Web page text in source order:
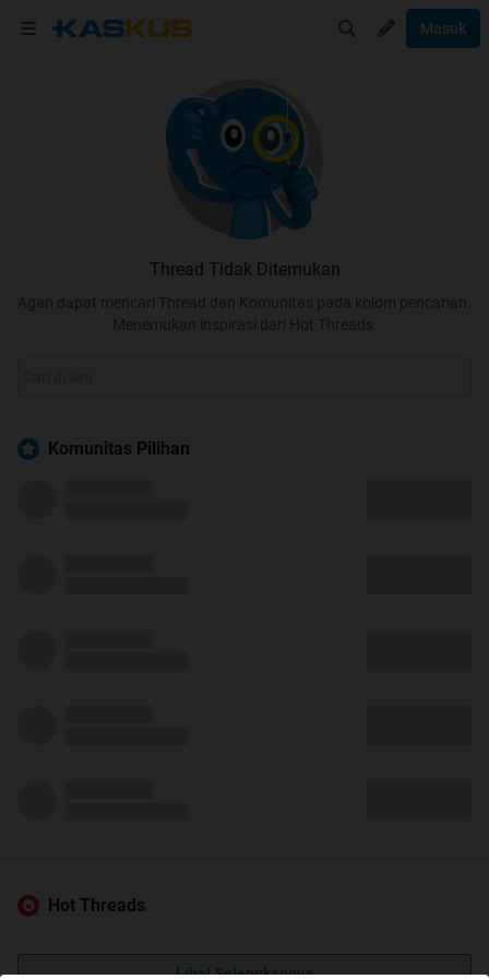
Masuk
Thread Tidak Ditemukan
Agan dapat mencari Thread dan Komunitas pada kolom pencarian.
Menemukan inspirasi dari Hot Threads.
Komunitas Pilihan
Hot Threads
Lihat Selengkapnya